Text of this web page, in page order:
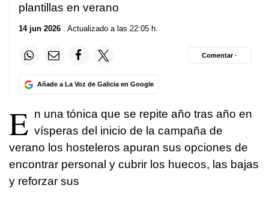
plantillas en verano
14 jun 2026 . Actualizado a las 22:05 h.
Añade a La Voz de Galicia en Google
Comentar ·
E n una tónica que se repite año tras año en
vísperas del inicio de la campaña de
verano los hosteleros apuran sus opciones de
encontrar personal y cubrir los huecos, las bajas
y reforzar sus